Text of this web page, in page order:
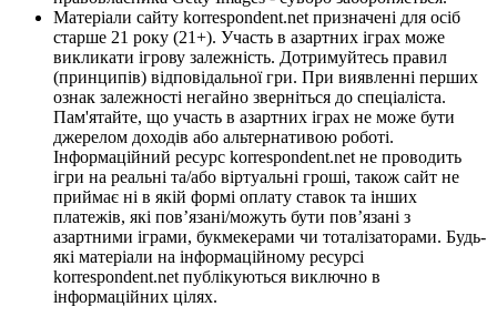
Матеріали сайту korrespondent.net призначені для осіб
старше 21 року (21+). Участь в азартних іграх може
викликати ігрову залежність. Дотримуйтесь правил
(принципів) відповідальної гри. При виявленні перших
ознак залежності негайно зверніться до спеціаліста.
Пам'ятайте, що участь в азартних іграх не може бути
джерелом доходів або альтернативою роботі.
Інформаційний ресурс korrespondent.net не проводить
ігри на реальні та/або віртуальні гроші, також сайт не
приймає ні в якій формі оплату ставок та інших
платежів, які пов’язані/можуть бути пов’язані з
азартними іграми, букмекерами чи тоталізаторами. Будь-
які матеріали на інформаційному ресурсі
korrespondent.net публікуються виключно в
інформаційних цілях.